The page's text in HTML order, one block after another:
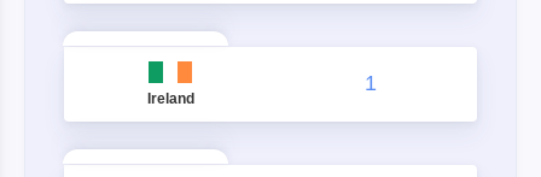
Ireland
1